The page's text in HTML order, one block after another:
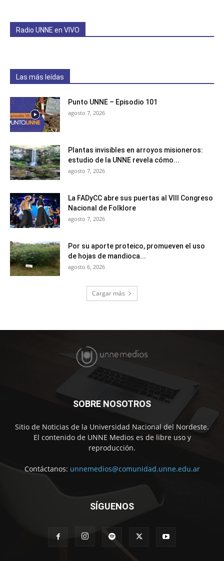
Radio UNNE en VIVO
Las más leídas
Punto UNNE – Episodio 101
agosto 7, 2026
Plantas invisibles en arroyos misioneros:
estudio de la UNNE revela cómo...
agosto 7, 2026
La FADyCC abre sus puertas al VIII Congreso
Nacional de Folklore
agosto 7, 2026
Por su aporte proteico, promueven el uso
de hojas de mandioca...
agosto 6, 2026
Cargar más
SOBRE NOSOTROS
Sitio de Noticias de la Universidad Nacional del Nordeste.
El contenido de UNNE Medios es de libre uso y
reproducción.
Contáctanos: unnemedios@comunidad.unne.edu.ar
SÍGUENOS